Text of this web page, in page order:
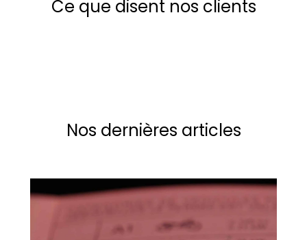
Ce que disent nos clients
Nos dernières articles